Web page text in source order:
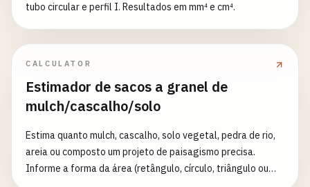
tubo circular e perfil I. Resultados em mm⁴ e cm⁴.
CALCULATOR
Estimador de sacos a granel de
mulch/cascalho/solo
Estima quanto mulch, cascalho, solo vegetal, pedra de rio,
areia ou composto um projeto de paisagismo precisa.
Informe a forma da área (retângulo, círculo, triângulo ou